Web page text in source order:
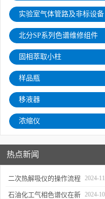
实验室气体管路及非标设备
北分SP系列色谱维修组件
固相萃取小柱
样品瓶
移液器
浓缩仪
热点新闻
二次热解吸仪的操作流程
和使用注意事项
2024-
石油化工气相色谱仪在新 2024-